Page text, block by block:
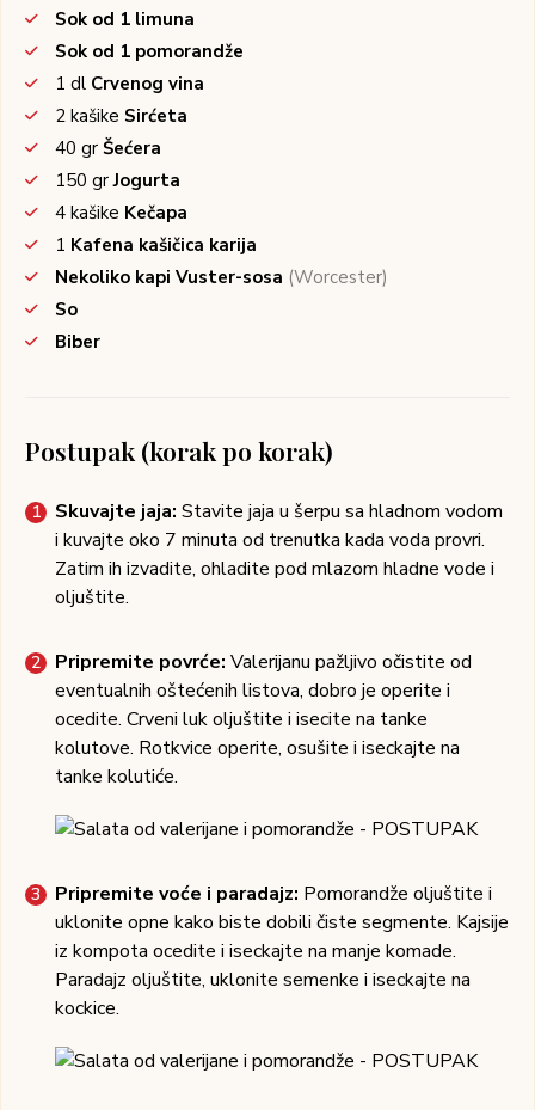
Sok od 1 limuna
Sok od 1 pomorandže
1 dl Crvenog vina
2 kašike Sirćeta
40 gr Šećera
150 gr Jogurta
4 kašike Kečapa
1 Kafena kašičica karija
Nekoliko kapi Vuster-sosa (Worcester)
So
Biber
Postupak (korak po korak)
Skuvajte jaja: Stavite jaja u šerpu sa hladnom vodom
i kuvajte oko 7 minuta od trenutka kada voda provri.
Zatim ih izvadite, ohladite pod mlazom hladne vode i
oljuštite.
Pripremite povrće: Valerijanu pažljivo očistite od
eventualnih oštećenih listova, dobro je operite i
ocedite. Crveni luk oljuštite i isecite na tanke
kolutove. Rotkvice operite, osušite i iseckajte na
tanke kolutiće.
Pripremite voće i paradajz: Pomorandže oljuštite i
uklonite opne kako biste dobili čiste segmente. Kajsije
iz kompota ocedite i iseckajte na manje komade.
Paradajz oljuštite, uklonite semenke i iseckajte na
kockice.